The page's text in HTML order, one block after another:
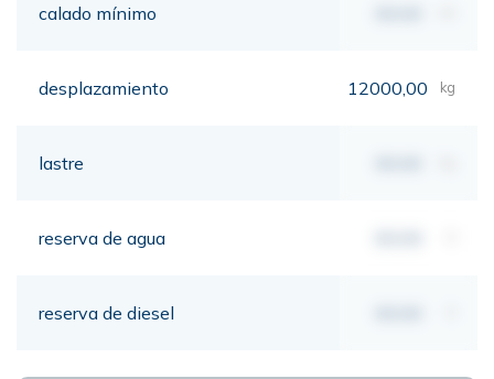
calado mínimo
desplazamiento 12000,00 kg
lastre
reserva de agua
reserva de diesel